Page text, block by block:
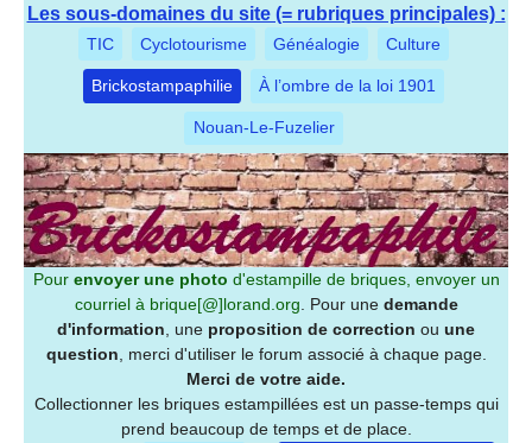
Les sous-domaines du site (= rubriques principales) :
TIC Cyclotourisme Généalogie Culture
Brickostampaphilie À l’ombre de la loi 1901
Nouan-Le-Fuzelier
Pour envoyer une photo d'estampille de briques, envoyer un
courriel à brique[@]lorand.org . Pour une demande
d'information , une proposition de correction ou une
question , merci d'utiliser le forum associé à chaque page.
Merci de votre aide.
Collectionner les briques estampillées est un passe-temps qui
prend beaucoup de temps et de place.